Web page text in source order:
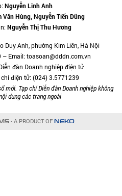
Nguyễn Linh Anh
Văn Hùng, Nguyễn Tiến Dũng
Nguyễn Thị Thu Hương
Duy Anh, phường Kim Liên, Hà Nội
Email: toasoan@dddn.com.vn
đàn Doanh nghiệp điện tử
điện tử: (024) 3.5771239
mới. Tạp chí Diễn đàn Doanh nghiệp không
dung các trang ngoài
- A PRODUCT OF NEKO